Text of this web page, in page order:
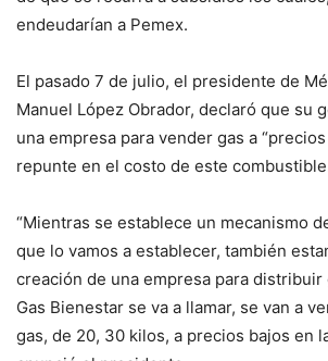
endeudarían a Pemex.
El pasado 7 de julio, el presidente de
Manuel López Obrador, declaró que su
una empresa para vender gas a
repunte en el costo de este
“Mientras se establece un mecanismo
que lo vamos a establecer, también
creación de una empresa para distribuir
Gas Bienestar se va a llamar, se van a
gas, de 20, 30 kilos, a precios bajos en